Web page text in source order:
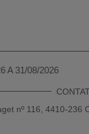
A 31/08/2026
nº 116, 4410-236